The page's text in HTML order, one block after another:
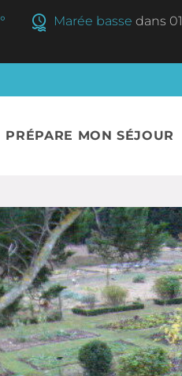
° Marée basse dans 01
PRÉPARE MON SÉJOUR